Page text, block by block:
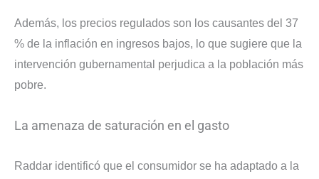
Además, los precios regulados son los causantes del 37
% de la inflación en ingresos bajos, lo que sugiere que la
intervención gubernamental perjudica a la población más
pobre.
La amenaza de saturación en el gasto
Raddar identificó que el consumidor se ha adaptado a la